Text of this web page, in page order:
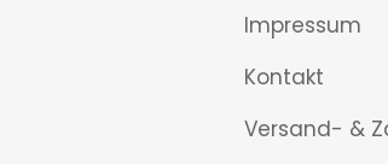
Impressum
Kontakt
Versand- &